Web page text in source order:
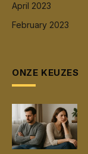
April 2023
February 2023
ONZE KEUZES